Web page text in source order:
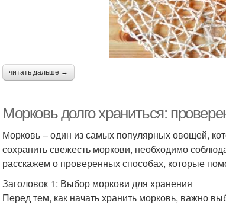
читать дальше →
Морковь долго храниться:
Морковь – один из самых популярных овощей,
сохранить свежесть моркови, необходимо
расскажем о проверенных способах, которые
Заголовок 1: Выбор моркови для хранения
Перед тем, как начать хранить морковь, важно